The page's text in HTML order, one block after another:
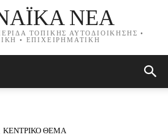
ΝΕΑ
ΤΟΠΙΚΗΣ ΑΥΤΟΔΙΟΙΚΗΣΗΣ •
• ΕΠΙΧΕΙΡΗΜΑΤΙΚΗ
ΚΕΝΤΡΙΚΟ ΘΕΜΑ